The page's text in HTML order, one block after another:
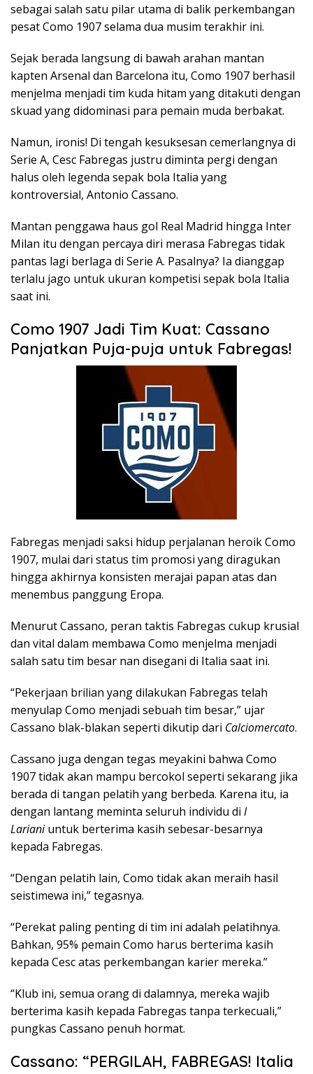
sebagai salah satu pilar utama di balik perkembangan
pesat Como 1907 selama dua musim terakhir ini.
Sejak berada langsung di bawah arahan mantan
kapten Arsenal dan Barcelona itu, Como 1907 berhasil
menjelma menjadi tim kuda hitam yang ditakuti dengan
skuad yang didominasi para pemain muda berbakat.
Namun, ironis! Di tengah kesuksesan cemerlangnya di
Serie A, Cesc Fabregas justru diminta pergi dengan
halus oleh legenda sepak bola Italia yang
kontroversial, Antonio Cassano.
Mantan penggawa haus gol Real Madrid hingga Inter
Milan itu dengan percaya diri merasa Fabregas tidak
pantas lagi berlaga di Serie A. Pasalnya? Ia dianggap
terlalu jago untuk ukuran kompetisi sepak bola Italia
saat ini.
Como 1907 Jadi Tim Kuat: Cassano
Panjatkan Puja-puja untuk Fabregas!
Fabregas menjadi saksi hidup perjalanan heroik Como
1907, mulai dari status tim promosi yang diragukan
hingga akhirnya konsisten merajai papan atas dan
menembus panggung Eropa.
Menurut Cassano, peran taktis Fabregas cukup krusial
dan vital dalam membawa Como menjelma menjadi
salah satu tim besar nan disegani di Italia saat ini.
“Pekerjaan brilian yang dilakukan Fabregas telah
menyulap Como menjadi sebuah tim besar,” ujar
Cassano blak-blakan seperti dikutip dari Calciomercato.
Cassano juga dengan tegas meyakini bahwa Como
1907 tidak akan mampu bercokol seperti sekarang jika
berada di tangan pelatih yang berbeda. Karena itu, ia
dengan lantang meminta seluruh individu di I
Larianiuntuk berterima kasih sebesar-besarnya
kepada Fabregas.
“Dengan pelatih lain, Como tidak akan meraih hasil
seistimewa ini,” tegasnya.
“Perekat paling penting di tim ini adalah pelatihnya.
Bahkan, 95% pemain Como harus berterima kasih
kepada Cesc atas perkembangan karier mereka.”
“Klub ini, semua orang di dalamnya, mereka wajib
berterima kasih kepada Fabregas tanpa terkecuali,”
pungkas Cassano penuh hormat.
Cassano: “PERGILAH, FABREGAS! Italia